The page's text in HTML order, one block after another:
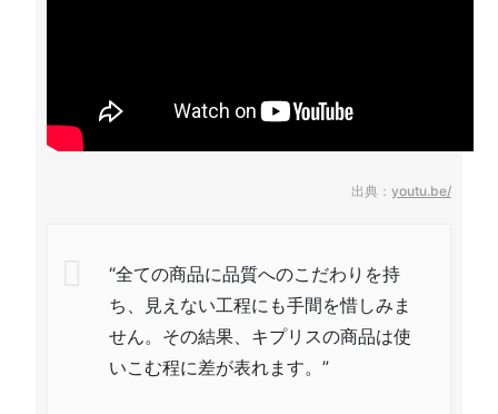
出典： youtu.be/
“全ての商品に品質へのこだわりを持
ち、見えない工程にも手間を惜しみま
せん。その結果、キプリスの商品は使
いこむ程に差が表れます。”